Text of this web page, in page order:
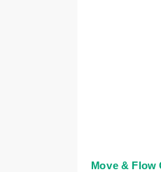
Move & Flow